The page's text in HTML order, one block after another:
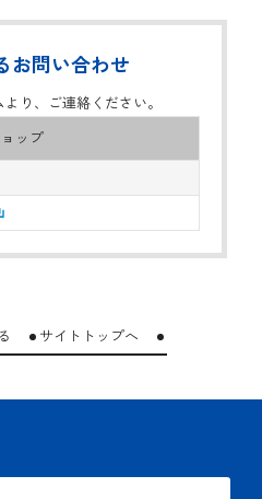
お問い合わせ
り、ご連絡ください。
ップ
サイトトップへ